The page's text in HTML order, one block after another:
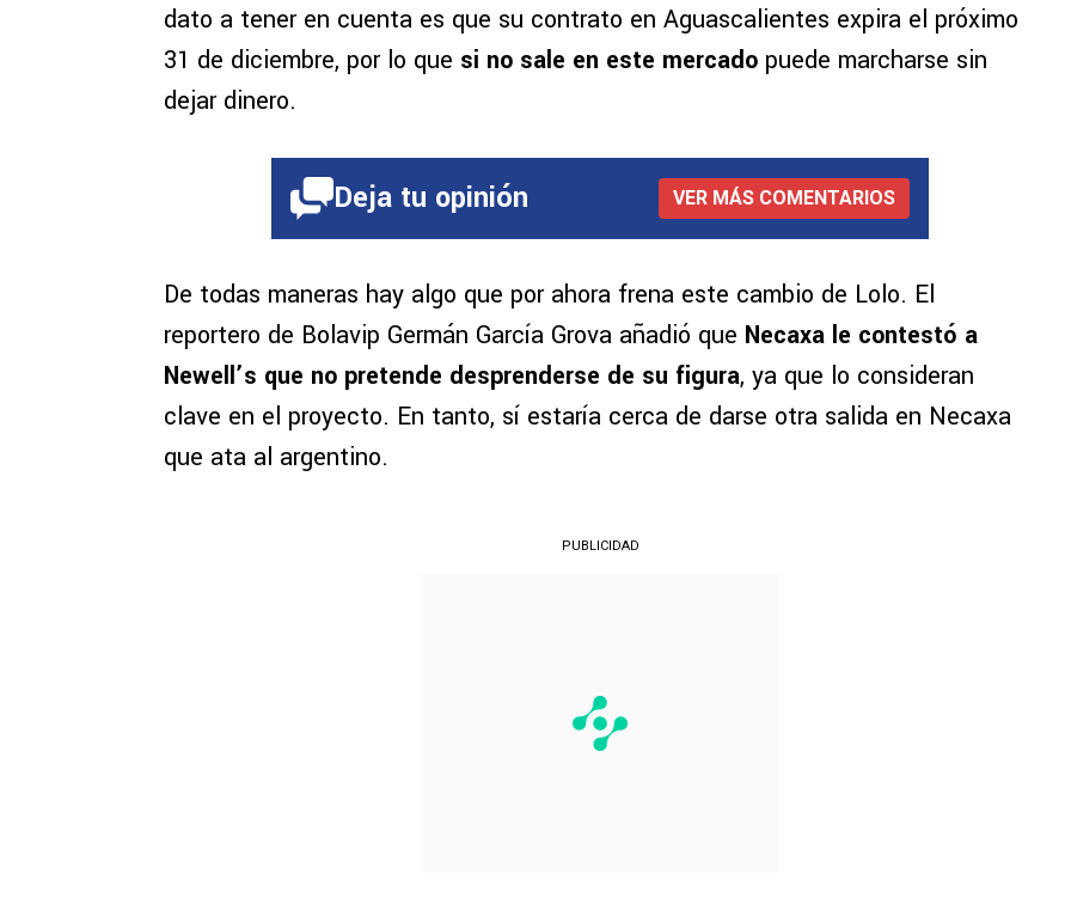
dato a tener en cuenta es que su contrato en Aguascalientes expira el próximo
31 de diciembre, por lo que si no sale en este mercado puede marcharse sin
dejar dinero.
Deja tu opinión VER MÁS COMENTARIOS
De todas maneras hay algo que por ahora frena este cambio de Lolo. El
reportero de Bolavip Germán García Grova añadió que Necaxa le contestó a
Newell’s que no pretende desprenderse de su figura, ya que lo consideran
clave en el proyecto. En tanto, sí estaría cerca de darse otra salida en Necaxa
que ata al argentino.
PUBLICIDAD